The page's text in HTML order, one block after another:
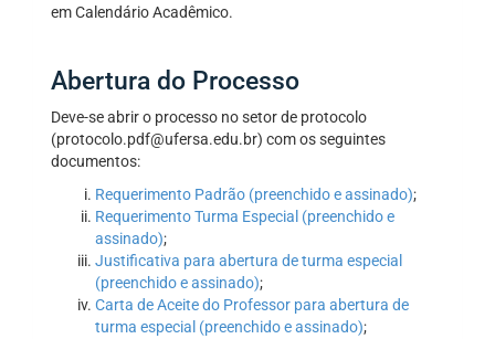
em Calendário Acadêmico.
Abertura do Processo
Deve-se abrir o processo no setor de protocolo
(protocolo.pdf@ufersa.edu.br) com os seguintes
documentos:
Requerimento Padrão (preenchido e assinado);
Requerimento Turma Especial (preenchido e
assinado);
Justificativa para abertura de turma especial
(preenchido e assinado);
Carta de Aceite do Professor para abertura de
turma especial (preenchido e assinado);